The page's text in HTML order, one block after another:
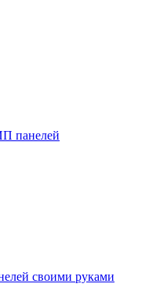
панелей
своими руками